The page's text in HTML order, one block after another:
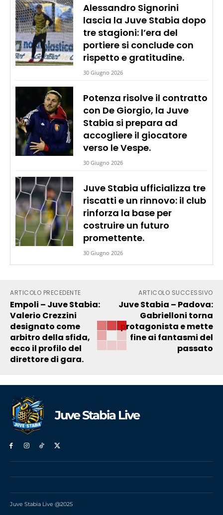
Alessandro Signorini
lascia la Juve Stabia dopo
tre stagioni: l’era del
portiere si conclude con
rispetto e gratitudine.
30 Giugno 2026
Potenza risolve il contratto
con De Giorgio, la Juve
Stabia si prepara ad
accogliere il giocatore
verso le Vespe.
30 Giugno 2026
Juve Stabia ufficializza tre
riscatti e un rinnovo: il club
rinforza la base per
costruire un futuro
promettente.
30 Giugno 2026
ARTICOLO PRECEDENTE
Empoli – Juve Stabia:
Valerio Crezzini
designato come
arbitro della sfida,
ecco il profilo del
direttore di gara.
ARTICOLO SUCCESSIVO
Juve Stabia – Padova:
Gabrielloni torna
protagonista e mette
fine ai fantasmi del
passato
Juve Stabia Live
Juve Stabia Live @2025